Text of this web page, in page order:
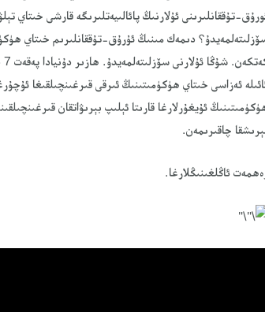
تۇققانلىرىنى ئۇلارنىڭ پائالىيەتلىرىگە قارشى خىتاي
دىمەك مىنىڭ ئۇرۇق-تۇققانلىرىم خىتاي
ئەزاسى خىتاي ھۈكۈمىتىنىڭ ئىرقى قىرغىنچىلقىغا
ئۇيغۇرلارغا قارىتا ئېلىپ بېرىۋاتقان
چاقىرىمەن.
ئاڭلغىنىڭلارغا.